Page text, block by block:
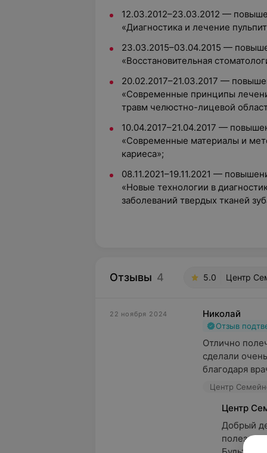
12.03.2012–23.03.2012 —
«Диагностика и лечение
23.03.2015–03.04.2015 —
«Восстановительная
20.02.2017–21.03.2017 —
«Современные принципы
травм челюстно-лицевой
10.04.2017–21.04.2017 —
«Современные материалы и
кариеса»;
08.11.2021–19.11.2021 —
«Новые технологии в
заболеваний твердых тканей
Отзывы 4 5.0 Центр
22 ноября 2024 Николай
Отзыв
Отлично
сделали
благодаря
Центр
Центр
Добрый
полезны.